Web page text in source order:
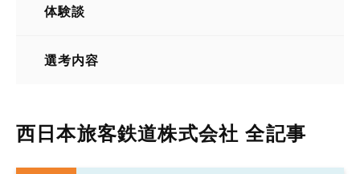
体験談
選考内容
西日本旅客鉄道株式会社 全記事